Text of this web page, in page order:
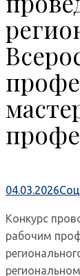
04.03.2026
Конкурс
рабочим